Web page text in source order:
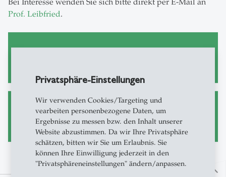
Privatsphäre-Einstellungen
Wir verwenden Cookies/Targeting und
vearbeiten personenbezogene Daten, um
Ergebnisse zu messen bzw. den Inhalt unserer
Website abzustimmen. Da wir Ihre Privatsphäre
schätzen, bitten wir Sie um Erlaubnis. Sie
können Ihre Einwilligung jederzeit in den
"Privatsphäreneinstellungen" ändern/anpassen.
Prof. Leibfried.
Forschung
north